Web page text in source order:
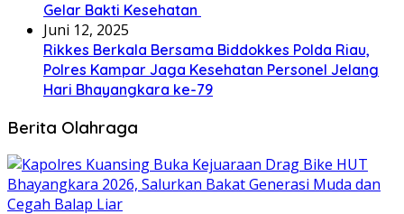
Gelar Bakti Kesehatan
Juni 12, 2025
Rikkes Berkala Bersama Biddokkes Polda Riau,
Polres Kampar Jaga Kesehatan Personel Jelang
Hari Bhayangkara ke-79
Berita Olahraga